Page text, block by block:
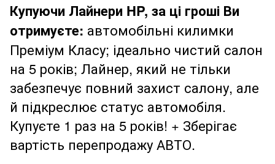
Купуючи Лайнери HP, за ці гроші Ви
отримуєте: автомобільні килимки
Преміум Класу; ідеально чистий салон
на 5 років; Лайнер, який не тільки
забезпечує повний захист салону, але
й підкреслює статус автомобіля.
Купуєте 1 раз на 5 років! + Зберігає
вартість перепродажу АВТО.